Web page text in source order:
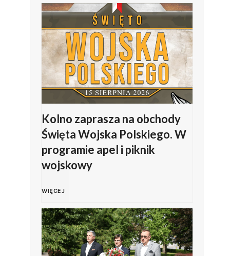
k
a
P
o
s
k
e
g
i
l
i
p
a
s
i
ń
s
Kolno zaprasza na obchody
Święta Wojska Polskiego. W
programie apel i piknik
wojskowy
WIĘCEJK
o
l